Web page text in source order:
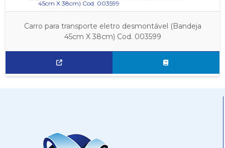
Carro para transporte eletro desmontável (Bandeja
45cm X 38cm) Cod. 003599